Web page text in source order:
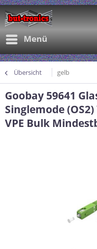
Menü
Übersicht gelb
Goobay 59641
Singlemode
VPE Bulk